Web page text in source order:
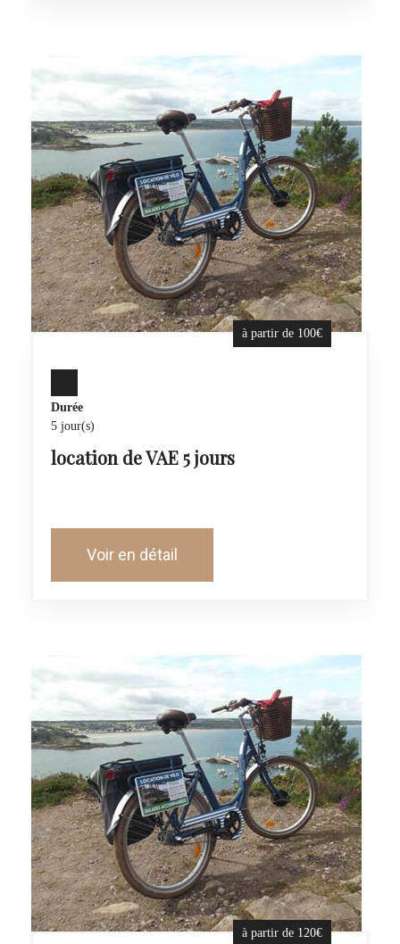
à partir de 100€
Durée
5 jour(s)
location de VAE 5 jours
Voir en détail
à partir de 120€